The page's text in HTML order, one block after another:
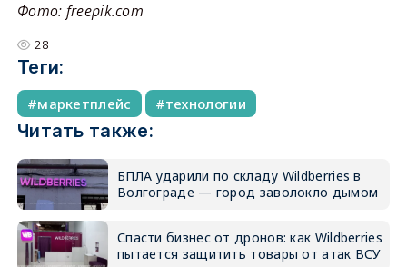
Фото: freepik.com
28
Теги:
маркетплейс технологии
Читать также:
БПЛА ударили по складу Wildberries в
Волгограде — город заволокло дымом
Спасти бизнес от дронов: как Wildberries
пытается защитить товары от атак ВСУ